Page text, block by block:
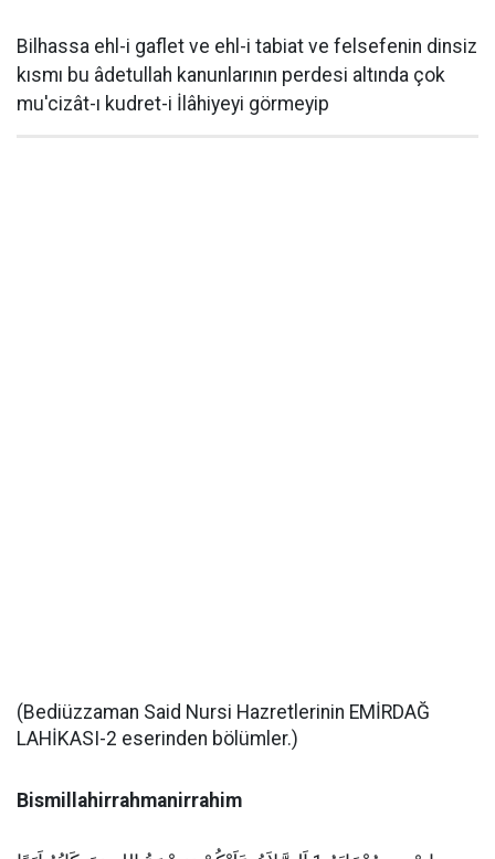
Bilhassa ehl-i gaflet ve ehl-i tabiat ve felsefenin dinsiz
kısmı bu âdetullah kanunlarının perdesi altında çok
mu'cizât-ı kudret-i İlâhiyeyi görmeyip
(Bediüzzaman Said Nursi Hazretlerinin EMİRDAĞ
LAHİKASI-2 eserinden bölümler.)
Bismillahirrahmanirrahim